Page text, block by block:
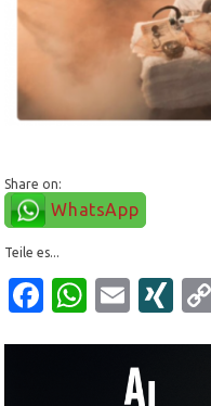
Share on:
WhatsApp
Teile es...
Facebook
Email